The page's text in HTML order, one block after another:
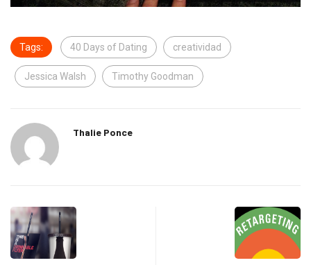
Tags: 40 Days of Dating creatividad
Jessica Walsh Timothy Goodman
Thalie Ponce